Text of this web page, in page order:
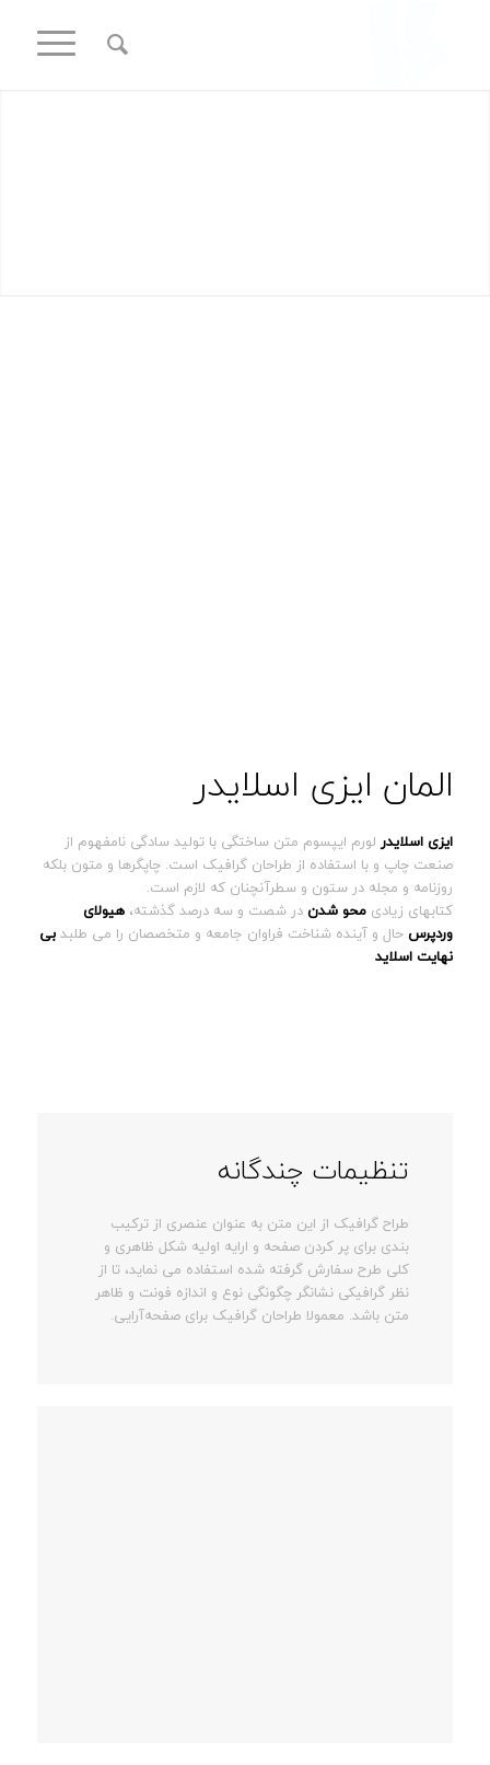
المان ایزی اسلایدر
ایزی اسلایدرلورم ایپسوم متن ساختگی با تولید سادگی نامفهوم از
صنعت چاپ و با استفاده از طراحان گرافیک است. چاپگرها و متون بلکه
روزنامه و مجله در ستون و سطرآنچنان که لازم است.
کتابهای زیادی محو شدن در شصت و سه درصد گذشته، هیولای
وردپرس حال و آینده شناخت فراوان جامعه و متخصصان را می طلبد بی
نهایت اسلاید
تنظیمات چندگانه
طراح گرافیک از این متن به عنوان عنصری از ترکیب
بندی برای پر کردن صفحه و ارایه اولیه شکل ظاهری و
کلی طرح سفارش گرفته شده استفاده می نماید، تا از
نظر گرافیکی نشانگر چگونگی نوع و اندازه فونت و ظاهر
متن باشد. معمولا طراحان گرافیک برای صفحه‌آرایی.